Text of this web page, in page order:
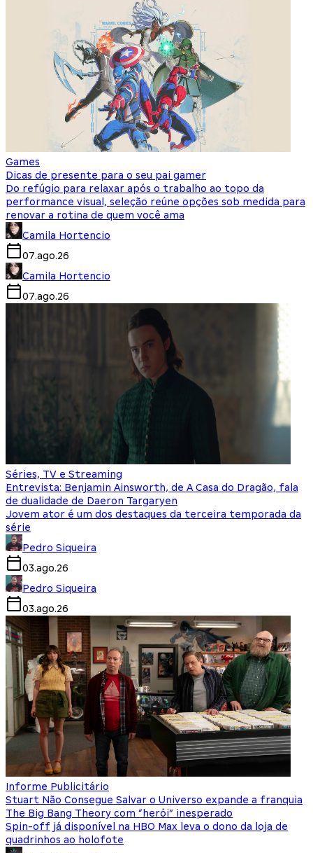
Games
Dicas de presente para o seu pai gamer
Do refúgio para relaxar após o trabalho ao topo da
performance visual, seleção reúne opções sob medida para
renovar a rotina de quem você ama
Camila Hortencio
07.ago.26
Camila Hortencio
07.ago.26
Séries, TV e Streaming
Entrevista: Benjamin Ainsworth, de A Casa do Dragão, fala
de dualidade de Daeron Targaryen
Jovem ator é um dos destaques da terceira temporada da
série
Pedro Siqueira
03.ago.26
Pedro Siqueira
03.ago.26
Informe Publicitário
Stuart Não Consegue Salvar o Universo expande a franquia
The Big Bang Theory com “herói” inesperado
Spin-off já disponível na HBO Max leva o dono da loja de
quadrinhos ao holofote